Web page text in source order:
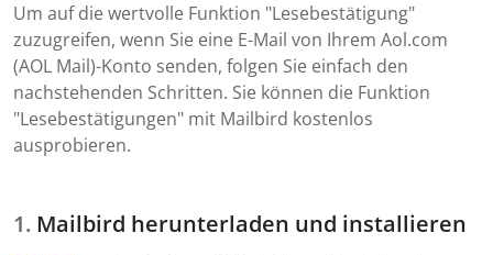
Um auf die wertvolle Funktion "Lesebestätigung"
zuzugreifen, wenn Sie eine E-Mail von Ihrem Aol.com
(AOL Mail)-Konto senden, folgen Sie einfach den
nachstehenden Schritten. Sie können die Funktion
"Lesebestätigungen" mit Mailbird kostenlos
ausprobieren.
Mailbird herunterladen und installieren